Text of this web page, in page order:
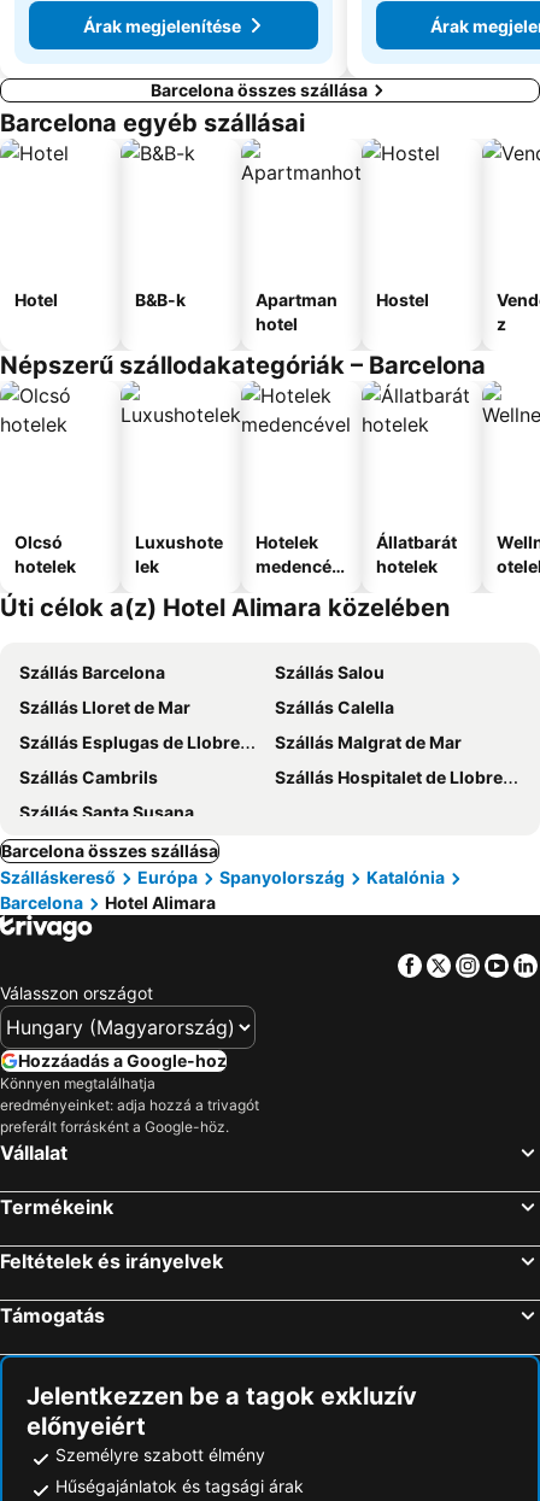
Árak megjelenítése
Árak
Barcelona összes szállása
Barcelona egyéb szállásai
Hotel B&B-k
Apartman
hotel
Hostel
z
Népszerű szállodakategóriák – Barcelona
Olcsó
hotelek
Luxushote
lek
Hotelek
medencév
Állatbarát
hotelek
Úti célok a(z) Hotel Alimara közelében
Szállás Barcelona
Szállás Salou
Szállás Lloret de Mar
Szállás Calella
Szállás Esplugas de Llobregat
Szállás Malgrat de Mar
Szállás Cambrils
Szállás Hospitalet de Llobregat
Szállás Santa Susana
Barcelona összes szállása
Szálláskereső
Európa Spanyolország
Katalónia
Barcelona
Hotel Alimara
Facebook
Twitter
Válasszon országot
Hozzáadás a Google-hoz
Könnyen megtalálhatja
eredményeinket: adja hozzá a trivagót
preferált forrásként a Google-höz.
Vállalat
Termékeink
Feltételek és irányelvek
Támogatás
Jelentkezzen be a tagok exkluzív
előnyeiért
Személyre szabott élmény
Hűségajánlatok és tagsági árak